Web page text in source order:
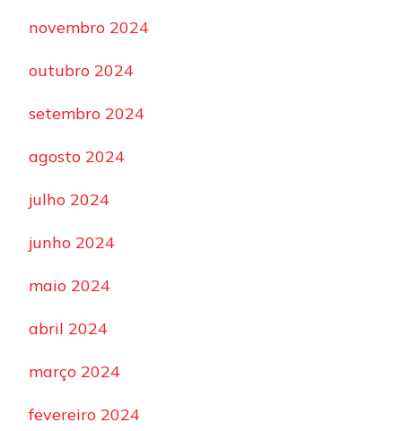
novembro 2024
outubro 2024
setembro 2024
agosto 2024
julho 2024
junho 2024
maio 2024
abril 2024
março 2024
fevereiro 2024